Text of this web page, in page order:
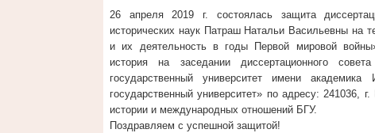
26 апреля 2019 г. состоялась защита
исторических наук Патраш Натальи Васильевны на
и их деятельность в годы Первой мировой
история на заседании диссертационного
государственный университет имени
государственный университет» по адресу: 241036,
истории и международных отношений БГУ.
Поздравляем с успешной защитой!